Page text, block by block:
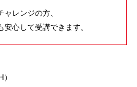
ャレンジの方、
安心して受講できます。